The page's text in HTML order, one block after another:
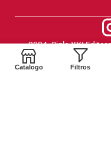
2024. Siglo XXI
Catalogo Filtros